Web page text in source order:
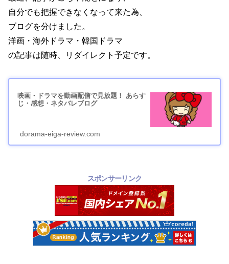
自分でも把握できなくなって来た為、
ブログを分けました。
洋画・海外ドラマ・韓国ドラマ
の記事は随時、リダイレクト予定です。
映画・ドラマを動画配信で見放題！ あらす
じ・感想・ネタバレブログ
dorama-eiga-review.com
スポンサーリンク